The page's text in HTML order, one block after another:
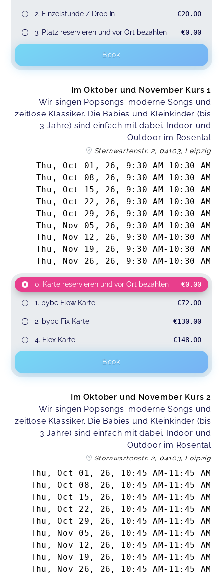
2. Einzelstunde / Drop In €20.00
3. Platz reservieren und vor Ort bezahlen €0.00
Book
Im Oktober und November Kurs 1
Wir singen Popsongs. moderne Songs und
zeitlose Klassiker. Die Babies und Kleinkinder (bis
3 Jahre) sind einfach mit dabei. Indoor und
Outdoor im Rosental
Sternwartenstr. 2, 04103, Leipzig
Thu, Oct 01, 26 , 9:30 AM - 10:30 AM
Thu, Oct 08, 26 , 9:30 AM - 10:30 AM
Thu, Oct 15, 26 , 9:30 AM - 10:30 AM
Thu, Oct 22, 26 , 9:30 AM - 10:30 AM
Thu, Oct 29, 26 , 9:30 AM - 10:30 AM
Thu, Nov 05, 26 , 9:30 AM - 10:30 AM
Thu, Nov 12, 26 , 9:30 AM - 10:30 AM
Thu, Nov 19, 26 , 9:30 AM - 10:30 AM
Thu, Nov 26, 26 , 9:30 AM - 10:30 AM
0. Karte reservieren und vor Ort bezahlen €0.00
1. bybc Flow Karte €72.00
2. bybc Fix Karte €130.00
4. Flex Karte €148.00
Book
Im Oktober und November Kurs 2
Wir singen Popsongs. moderne Songs und
zeitlose Klassiker. Die Babies und Kleinkinder (bis
3 Jahre) sind einfach mit dabei. Indoor und
Outdoor im Rosental
Sternwartenstr. 2, 04103, Leipzig
Thu, Oct 01, 26 , 10:45 AM- 11:45 AM
Thu, Oct 08, 26 , 10:45 AM- 11:45 AM
Thu, Oct 15, 26 , 10:45 AM- 11:45 AM
Thu, Oct 22, 26 , 10:45 AM- 11:45 AM
Thu, Oct 29, 26 , 10:45 AM- 11:45 AM
Thu, Nov 05, 26 , 10:45 AM- 11:45 AM
Thu, Nov 12, 26 , 10:45 AM- 11:45 AM
Thu, Nov 19, 26 , 10:45 AM- 11:45 AM
Thu, Nov 26, 26 , 10:45 AM- 11:45 AM